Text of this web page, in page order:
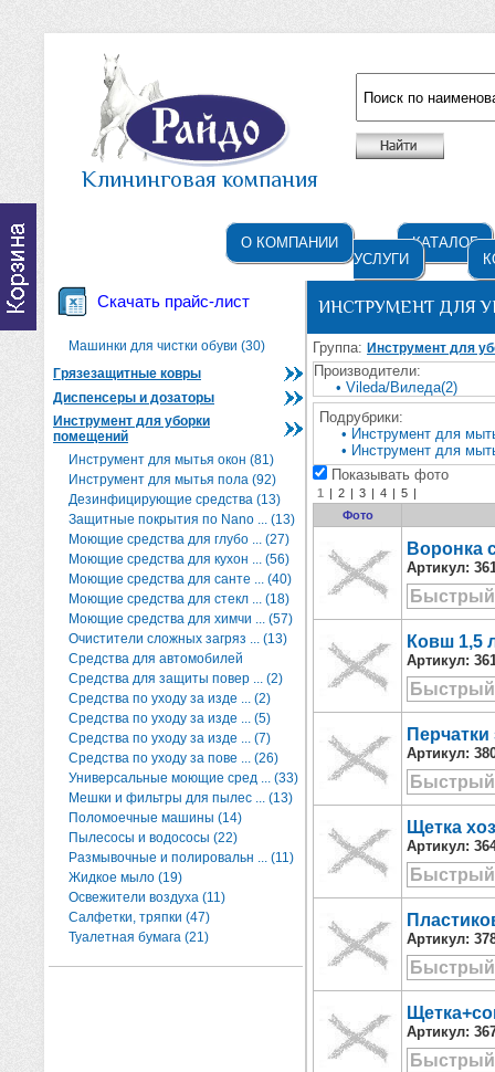
Клининговая компания
О КОМПАНИИ
КАТАЛОГ
УСЛУГИ
Скачать прайс-лист
Машинки для чистки обуви (30)
Грязезащитные ковры
Диспенсеры и дозаторы
Инструмент для уборки
помещений
Инструмент для мытья окон (81)
Инструмент для мытья пола (92)
Дезинфицирующие средства (13)
Защитные покрытия по Nano ... (13)
Моющие средства для глубо ... (27)
Моющие средства для кухон ... (56)
Моющие средства для санте ... (40)
Моющие средства для стекл ... (18)
Моющие средства для химчи ... (57)
Очистители сложных загряз ... (13)
Средства для автомобилей
Средства для защиты повер ... (2)
Средства по уходу за изде ... (2)
Средства по уходу за изде ... (5)
Средства по уходу за изде ... (7)
Средства по уходу за пове ... (26)
Универсальные моющие сред ... (33)
Мешки и фильтры для пылес ... (13)
Поломоечные машины (14)
Пылесосы и водососы (22)
Размывочные и полировальн ... (11)
Жидкое мыло (19)
Освежители воздуха (11)
Салфетки, тряпки (47)
Туалетная бумага (21)
ИНСТРУМЕНТ ДЛЯ
Группа: Инструмент для
Производители:
• Vileda/Виледа(2)
Подрубрики:
• Инструмент для
• Инструмент для
Показывать фото
1 | 2 | 3 | 4 | 5 |
Фото
Воронка
Артикул:
Ковш 1,5
Артикул:
Артикул:
Щетка
Артикул:
Артикул:
Артикул: